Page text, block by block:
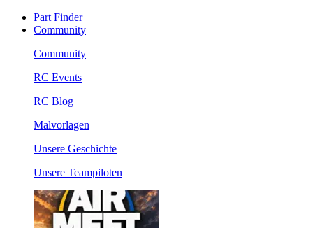
Part Finder
Community
Community
RC Events
RC Blog
Malvorlagen
Unsere Geschichte
Unsere Teampiloten